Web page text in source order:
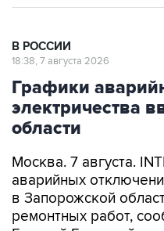
Графики
электричества
области
Москва. 7 августа.
в Запорожской
ремонтных работ,
Евгений Балицкий в